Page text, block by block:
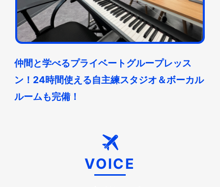
仲間と学べるプライベートグループレッス
ン！24時間使える自主練スタジオ＆ボーカル
ルームも完備！
VOICE